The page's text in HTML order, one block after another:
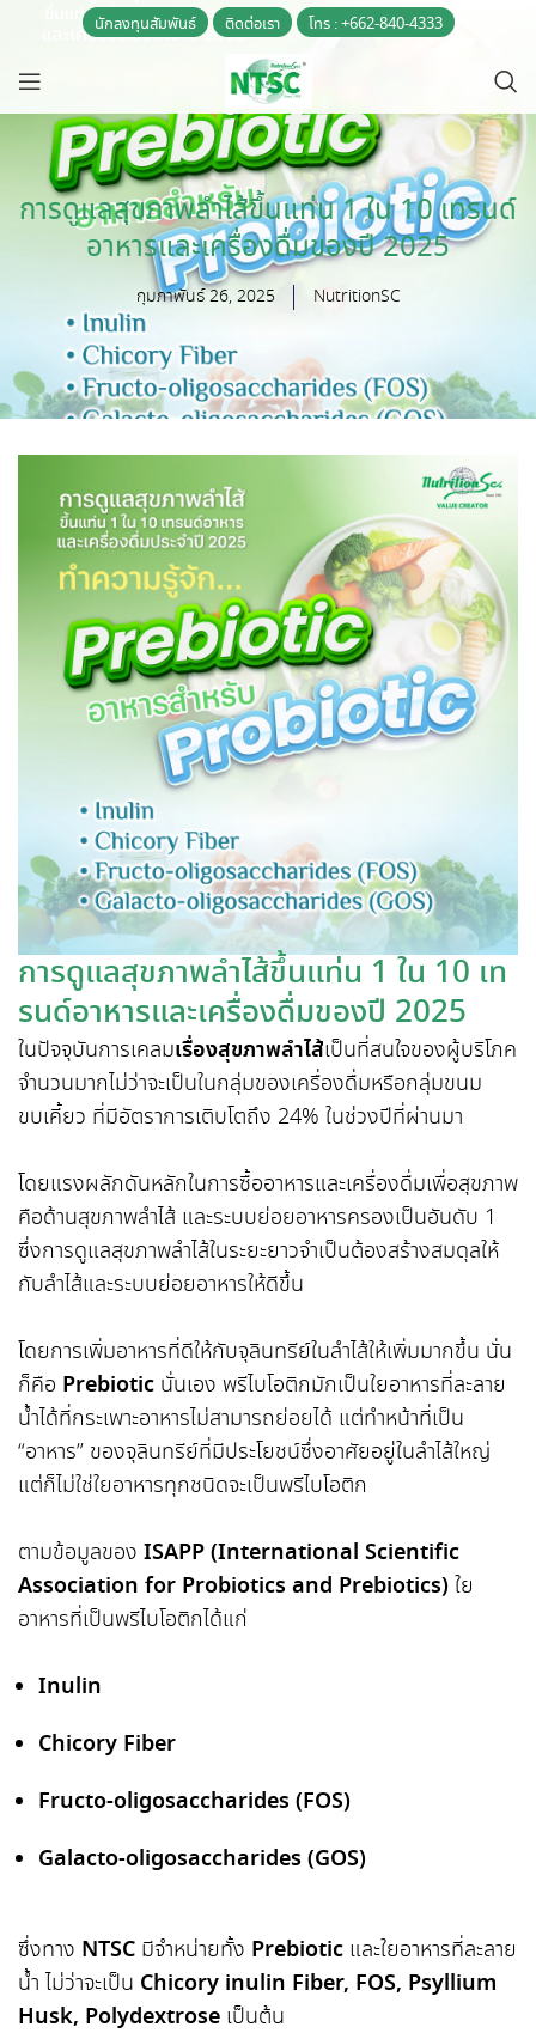
นักลงทุนสัมพันธ์ ติดต่อเรา โทร : +662-840-4333
การดูแลสุขภาพลำไส้ขึ้นแท่น 1 ใน 10 เทรนด์
อาหารและเครื่องดื่มของปี 2025
กุมภาพันธ์ 26, 2025 NutritionSC
การดูแลสุขภาพลำไส้ขึ้นแท่น 1 ใน 10 เท
รนด์อาหารและเครื่องดื่มของปี 2025
ในปัจจุบันการเคลมเรื่องสุขภาพลำไส้เป็นที่สนใจของผู้บริโภค
จำนวนมากไม่ว่าจะเป็นในกลุ่มของเครื่องดื่มหรือกลุ่มขนม
ขบเคี้ยว ที่มีอัตราการเติบโตถึง 24% ในช่วงปีที่ผ่านมา
โดยแรงผลักดันหลักในการซื้ออาหารและเครื่องดื่มเพื่อสุขภาพ
คือด้านสุขภาพลำไส้ และระบบย่อยอาหารครองเป็นอันดับ 1
ซึ่งการดูแลสุขภาพลำไส้ในระยะยาวจำเป็นต้องสร้างสมดุลให้
กับลำไส้และระบบย่อยอาหารให้ดีขึ้น
โดยการเพิ่มอาหารที่ดีให้กับจุลินทรีย์ในลำไส้ให้เพิ่มมากขึ้น นั่น
ก็คือ Prebiotic นั่นเอง พรีไบโอติกมักเป็นใยอาหารที่ละลาย
น้ำได้ที่กระเพาะอาหารไม่สามารถย่อยได้ แต่ทำหน้าที่เป็น
“อาหาร” ของจุลินทรีย์ที่มีประโยชน์ซึ่งอาศัยอยู่ในลำไส้ใหญ่
แต่ก็ไม่ใช่ใยอาหารทุกชนิดจะเป็นพรีไบโอติก
ตามข้อมูลของ ISAPP (International Scientific
Association for Probiotics and Prebiotics) ใย
อาหารที่เป็นพรีไบโอติกได้แก่
Inulin
Chicory Fiber
Fructo-oligosaccharides (FOS)
Galacto-oligosaccharides (GOS)
ซึ่งทาง NTSC มีจำหน่ายทั้ง Prebiotic และใยอาหารที่ละลาย
น้ำ ไม่ว่าจะเป็น Chicory inulin Fiber, FOS, Psyllium
Husk, Polydextrose เป็นต้น